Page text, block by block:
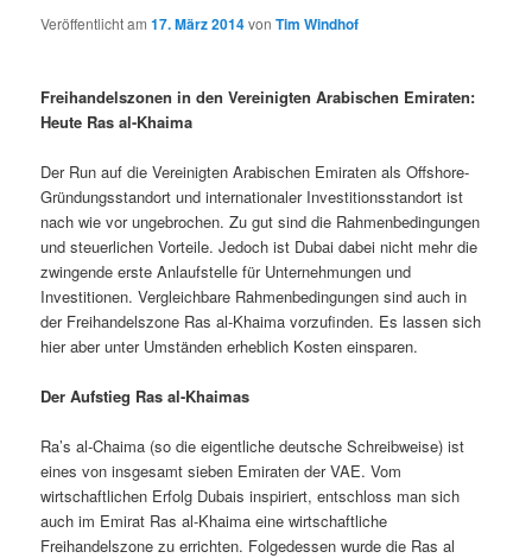
Veröffentlicht am17. März 2014vonTim Windhof
Freihandelszonen in den Vereinigten Arabischen Emiraten:
Heute Ras al-Khaima
Der Run auf die Vereinigten Arabischen Emiraten als Offshore-
Gründungsstandort und internationaler Investitionsstandort ist
nach wie vor ungebrochen. Zu gut sind die Rahmenbedingungen
und steuerlichen Vorteile. Jedoch ist Dubai dabei nicht mehr die
zwingende erste Anlaufstelle für Unternehmungen und
Investitionen. Vergleichbare Rahmenbedingungen sind auch in
der Freihandelszone Ras al-Khaima vorzufinden. Es lassen sich
hier aber unter Umständen erheblich Kosten einsparen.
Der Aufstieg Ras al-Khaimas
Ra’s al-Chaima (so die eigentliche deutsche Schreibweise) ist
eines von insgesamt sieben Emiraten der VAE. Vom
wirtschaftlichen Erfolg Dubais inspiriert, entschloss man sich
auch im Emirat Ras al-Khaima eine wirtschaftliche
Freihandelszone zu errichten. Folgedessen wurde die Ras al